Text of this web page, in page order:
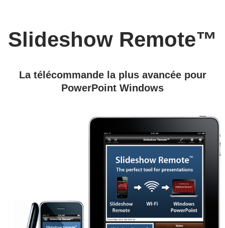
Slideshow Remote™
La télécommande la plus avancée pour
PowerPoint Windows